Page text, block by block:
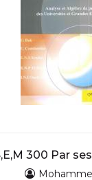
300 Par